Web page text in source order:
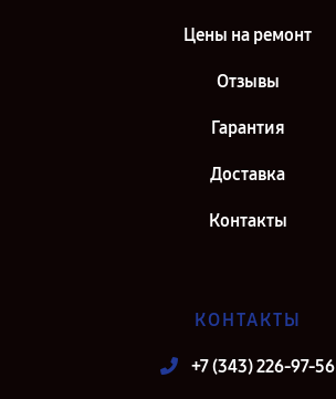
Цены на ремонт
Отзывы
Гарантия
Доставка
Контакты
КОНТАКТЫ
+7 (343) 226-97-56